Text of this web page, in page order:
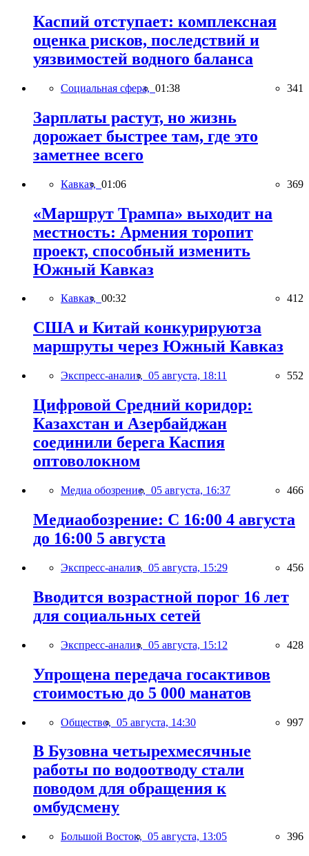
Каспий отступает: комплексная
оценка рисков, последствий и
уязвимостей водного баланса
Социальная сфера, 01:38 341
Зарплаты растут, но жизнь
дорожает быстрее там, где это
заметнее всего
Кавказ, 01:06 369
«Маршрут Трампа» выходит на
местность: Армения торопит
проект, способный изменить
Южный Кавказ
Кавказ, 00:32 412
США и Китай конкурируютза
маршруты через Южный Кавказ
Экспресс-анализ, 05 августа, 18:11 552
Цифровой Средний коридор:
Казахстан и Азербайджан
соединили берега Каспия
оптоволокном
Медиа обозрение, 05 августа, 16:37 466
Медиаобозрение: С 16:00 4 августа
до 16:00 5 августа
Экспресс-анализ, 05 августа, 15:29 456
Вводится возрастной порог 16 лет
для социальных сетей
Экспресс-анализ, 05 августа, 15:12 428
Упрощена передача госактивов
стоимостью до 5 000 манатов
Общество, 05 августа, 14:30 997
В Бузовна четырехмесячные
работы по водоотводу стали
поводом для обращения к
омбудсмену
Большой Восток, 05 августа, 13:05 396